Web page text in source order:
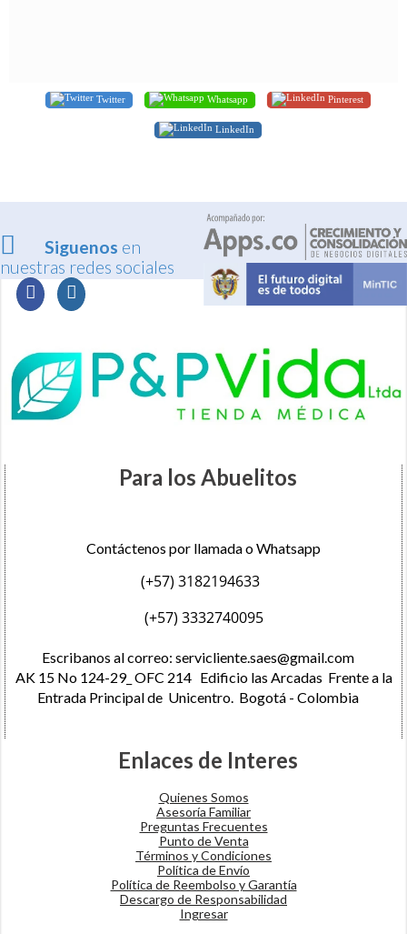
Twitter Whatsapp Pinterest
LinkedIn
Siguenos en
nuestras redes sociales
Para los Abuelitos
Contáctenos por llamada o Whatsapp
(+57) 3182194633
(+57) 3332740095
Escribanos al correo: servicliente.saes@gmail.com
AK 15 No 124-29_ OFC 214 Edificio las Arcadas Frente a la
Entrada Principal de Unicentro. Bogotá - Colombia
Enlaces de Interes
Quienes Somos
Asesoría Familiar
Preguntas Frecuentes
Punto de Venta
Términos y Condiciones
​Política de Envío
Política de Reembolso y Garantía
Descargo de Responsabilidad​
Ingresar